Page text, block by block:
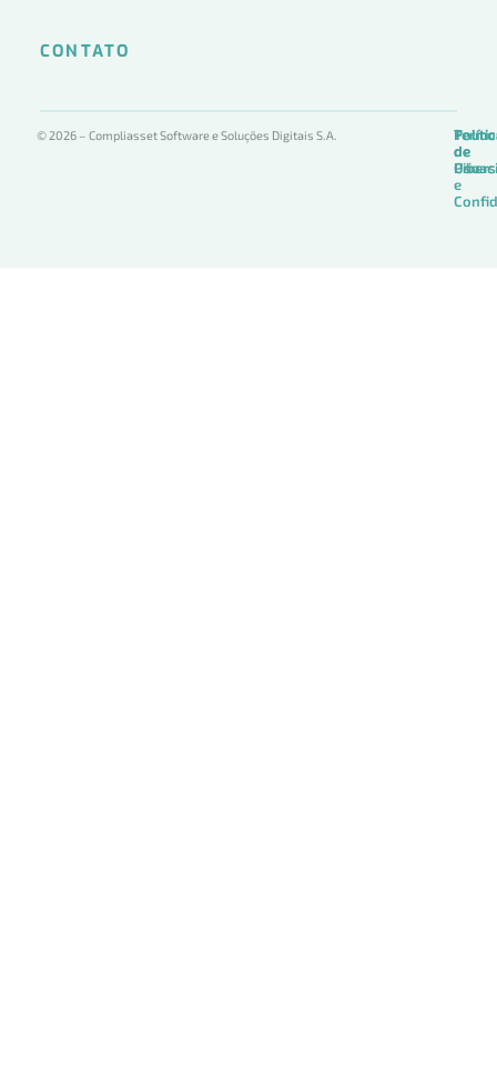
CONTATO
© 2026 – Compliasset Software e Soluções Digitais S.A.
de
Uso
de
de
e